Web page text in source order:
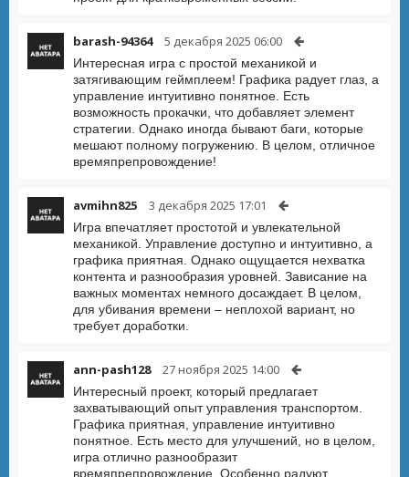
barash-94364 5 декабря 2025 06:00
Интересная игра с простой механикой и
затягивающим геймплеем! Графика радует глаз, а
управление интуитивно понятное. Есть
возможность прокачки, что добавляет элемент
стратегии. Однако иногда бывают баги, которые
мешают полному погружению. В целом, отличное
времяпрепровождение!
avmihn825 3 декабря 2025 17:01
Игра впечатляет простотой и увлекательной
механикой. Управление доступно и интуитивно, а
графика приятная. Однако ощущается нехватка
контента и разнообразия уровней. Зависание на
важных моментах немного досаждает. В целом,
для убивания времени – неплохой вариант, но
требует доработки.
ann-pash128 27 ноября 2025 14:00
Интересный проект, который предлагает
захватывающий опыт управления транспортом.
Графика приятная, управление интуитивно
понятное. Есть место для улучшений, но в целом,
игра отлично разнообразит
времяпрепровождение. Особенно радуют